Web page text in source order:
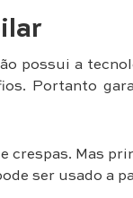
possui a
Portanto
crespas. Mas
ser usado a